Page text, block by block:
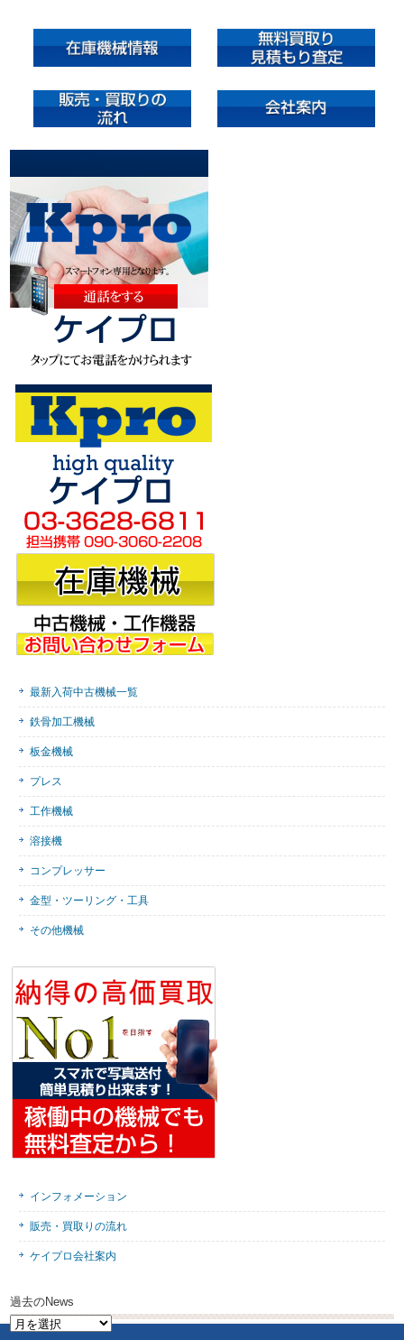
最新入荷中古機械一覧
鉄骨加工機械
板金機械
プレス
工作機械
溶接機
コンプレッサー
金型・ツーリング・工具
その他機械
インフォメーション
販売・買取りの流れ
ケイプロ会社案内
過去のNews
過